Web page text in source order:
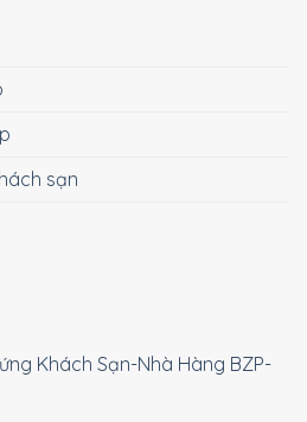
sạn
Khách Sạn-Nhà Hàng BZP-